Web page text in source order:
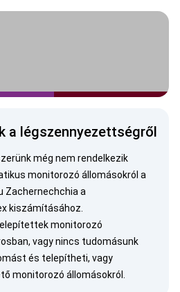
a légszennyezettségről
még nem rendelkezik
monitorozó állomásokról a
Zachernechchia a
kiszámításához.
monitorozó
vagy nincs tudomásunk
és telepítheti, vagy
monitorozó állomásokról.